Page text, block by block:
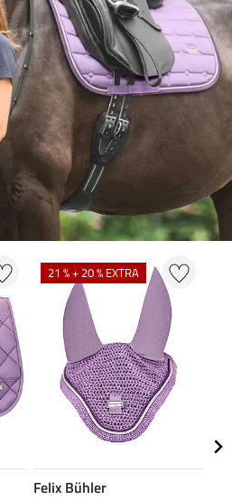
21 % + 20 % EXTRA
Felix Bühler